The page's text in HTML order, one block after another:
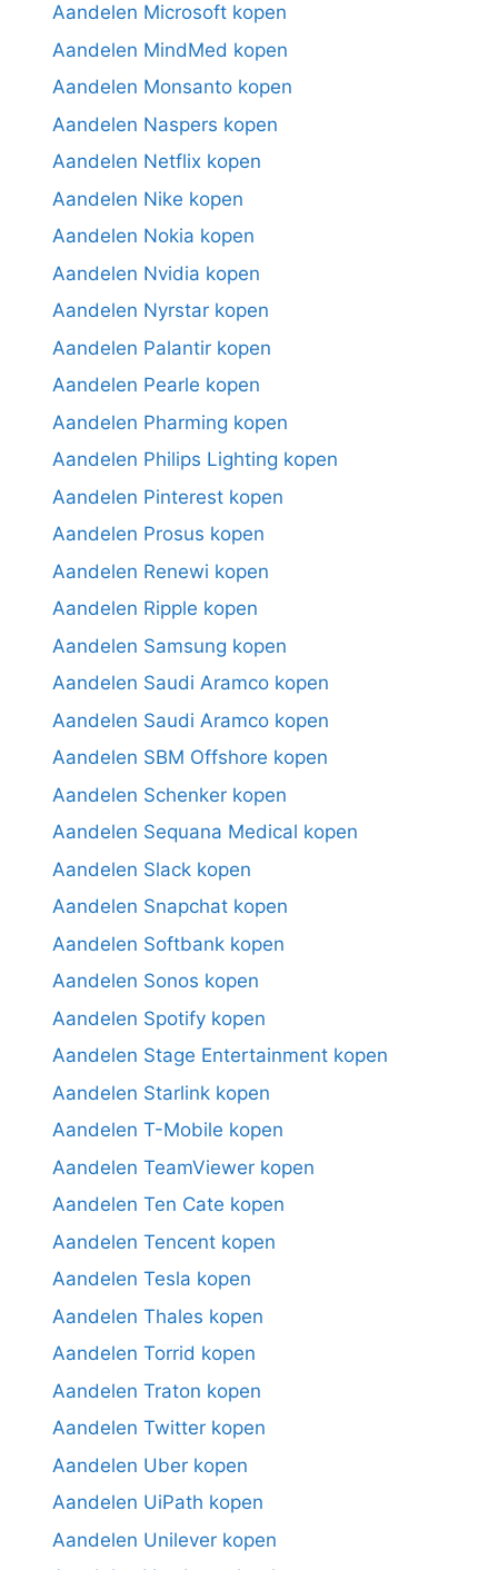
Aandelen Microsoft kopen
Aandelen MindMed kopen
Aandelen Monsanto kopen
Aandelen Naspers kopen
Aandelen Netflix kopen
Aandelen Nike kopen
Aandelen Nokia kopen
Aandelen Nvidia kopen
Aandelen Nyrstar kopen
Aandelen Palantir kopen
Aandelen Pearle kopen
Aandelen Pharming kopen
Aandelen Philips Lighting kopen
Aandelen Pinterest kopen
Aandelen Prosus kopen
Aandelen Renewi kopen
Aandelen Ripple kopen
Aandelen Samsung kopen
Aandelen Saudi Aramco kopen
Aandelen Saudi Aramco kopen
Aandelen SBM Offshore kopen
Aandelen Schenker kopen
Aandelen Sequana Medical kopen
Aandelen Slack kopen
Aandelen Snapchat kopen
Aandelen Softbank kopen
Aandelen Sonos kopen
Aandelen Spotify kopen
Aandelen Stage Entertainment kopen
Aandelen Starlink kopen
Aandelen T-Mobile kopen
Aandelen TeamViewer kopen
Aandelen Ten Cate kopen
Aandelen Tencent kopen
Aandelen Tesla kopen
Aandelen Thales kopen
Aandelen Torrid kopen
Aandelen Traton kopen
Aandelen Twitter kopen
Aandelen Uber kopen
Aandelen UiPath kopen
Aandelen Unilever kopen